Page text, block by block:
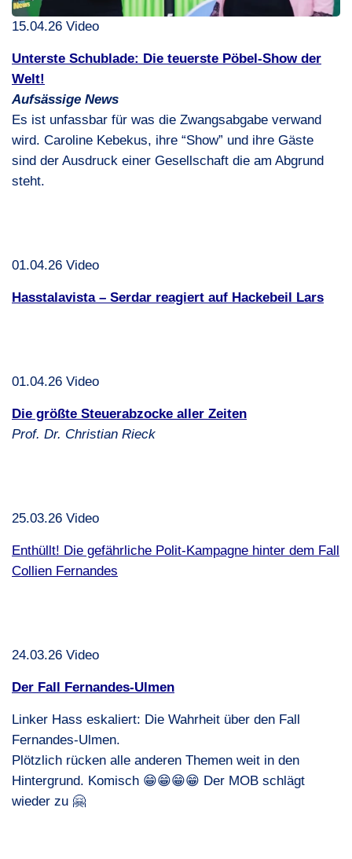
15.04.26 Video
Unterste Schublade: Die teuerste Pöbel-Show der
Welt!
Aufsässige News
Es ist unfassbar für was die Zwangsabgabe verwand
wird. Caroline Kebekus, ihre “Show” und ihre Gäste
sind der Ausdruck einer Gesellschaft die am Abgrund
steht.
01.04.26 Video
Hasstalavista – Serdar reagiert auf Hackebeil Lars
01.04.26 Video
Die größte Steuerabzocke aller Zeiten
Prof. Dr. Christian Rieck
25.03.26 Video
Enthüllt! Die gefährliche Polit-Kampagne hinter dem Fall
Collien Fernandes
24.03.26 Video
Der Fall Fernandes-Ulmen
Linker Hass eskaliert: Die Wahrheit über den Fall
Fernandes-Ulmen.
Plötzlich rücken alle anderen Themen weit in den
Hintergrund. Komisch 😁😁😁😁 Der MOB schlägt
wieder zu 🤗